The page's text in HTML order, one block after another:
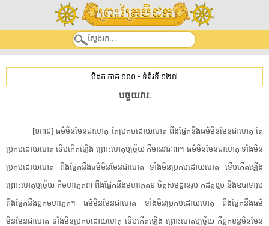
បិដក ភាគ ១០០ - ទំព័រទី ១២៧
បច្ចយ​វារៈ
[១៣៨] ធម៌​មិនមែន​ជាហេតុ តែ​ប្រកបដោយ​ហេតុ ពឹងផ្អែក​នឹង​ធម៌​មិនមែន​ជាហេតុ តែ​
ប្រកបដោយ​ហេតុ ទើប​កើតឡើង ព្រោះ​ហេតុ​ប្ប​ច្ច័​យ គឺ​មាន​វារៈ៣។ ធម៌​មិនមែន​ជាហេតុ ទាំង​មិន​
ប្រកបដោយ​ហេតុ ពឹងផ្អែក​នឹង​ធម៌​មិនមែន​ជាហេតុ ទាំង​មិន​ប្រកបដោយ​ហេតុ ទើប​កើតឡើង
ព្រោះ​ហេតុ​ប្ប​ច្ច័​យ គឺ​មហាភូត៣ ពឹងផ្អែក​នឹង​មហាភូត១ ចិត្តសមុដ្ឋាន​រូប កដ​ត្តា​រូប និង​ឧបា​ទា​រូប
ពឹងផ្អែក​នឹង​ពួក​មហាភូត។ ធម៌​មិនមែន​ជាហេតុ ទាំង​មិន​ប្រកបដោយ​ហេតុ ពឹងផ្អែក​នឹង​ធម៌​
មិនមែន​ជាហេតុ ទាំង​មិន​ប្រកបដោយ​ហេតុ ទើប​កើតឡើង ព្រោះ​ហេតុ​ប្ប​ច្ច័​យ គឺ​ពួក​ខន្ធ​មិនមែន​